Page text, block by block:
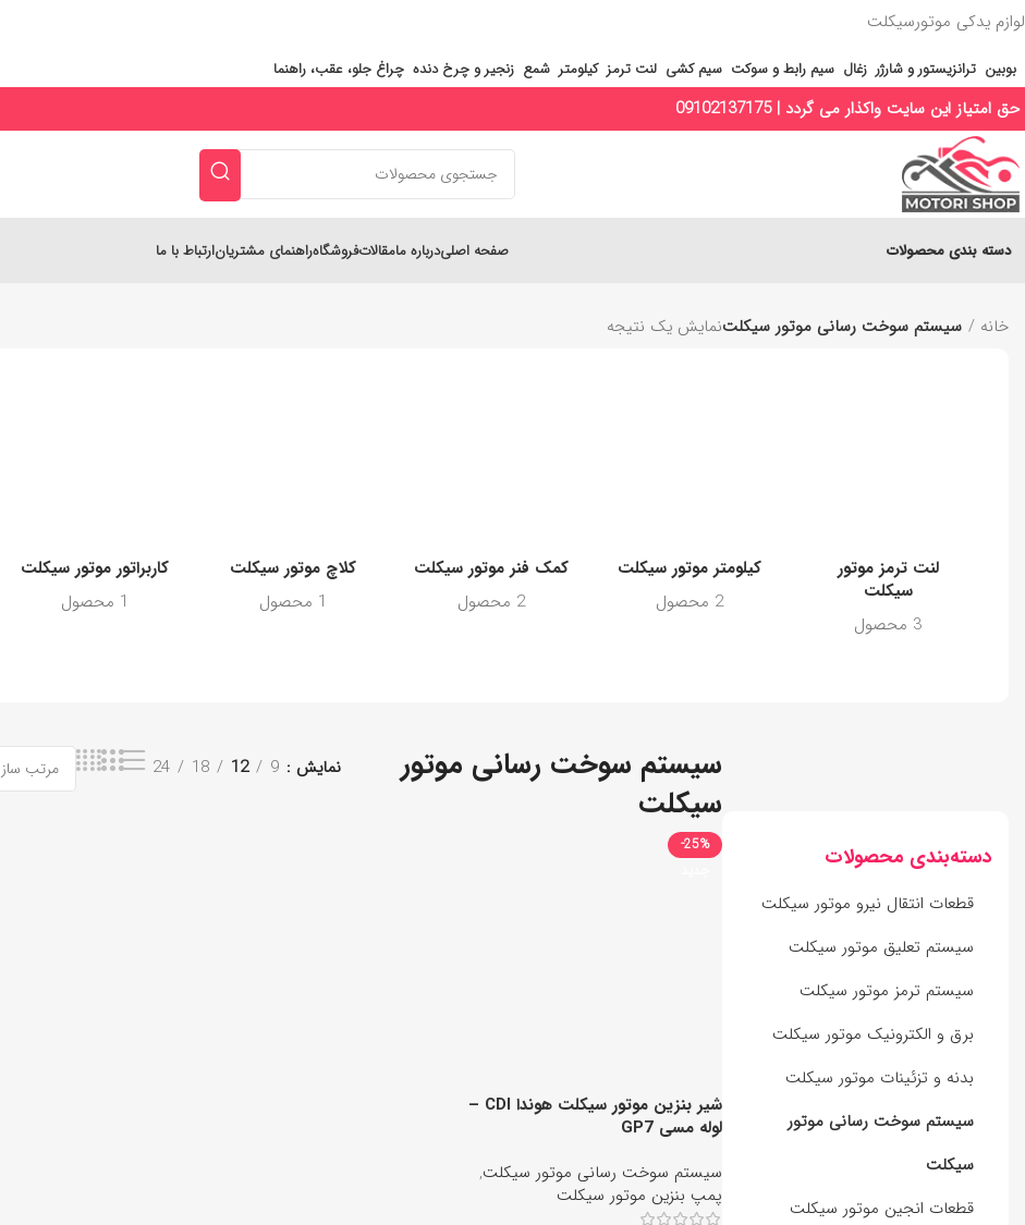
لوازم یدکی موتورسیکلت
بوبین ترانزیستور و شارژر زغال سیم رابط و سوکت سیم کشی لنت ترمز کیلومتر شمع زنجیر و چرخ‌ دنده چراغ جلو، عقب، راهنما
حق امتیاز این سایت واکذار می گردد | 09102137175
دسته بندی محصولات صفحه اصلیدرباره مامقالاتفروشگاهراهنمای مشتریانارتباط با ما
خانه سیستم سوخت رسانی موتور سیکلتنمایش یک نتیجه
لنت ترمز موتور
سیکلت
3 محصول
کیلومتر موتور سیکلت
2 محصول
کمک فنر موتور سیکلت
2 محصول
کلاچ موتور سیکلت
1 محصول
کاربراتور موتور سیکلت
1 محصول
دسته‌بندی محصولات
قطعات انتقال نیرو موتور سیکلت
سیستم تعلیق موتور سیکلت
سیستم ترمز موتور سیکلت
برق و الکترونیک موتور سیکلت
بدنه و تزئینات موتور سیکلت
سیستم سوخت رسانی موتور
سیکلت
قطعات انجین موتور سیکلت
سیستم سوخت رسانی موتور
سیکلت
نمایش 9
12
18
24
-25%
شیر بنزین موتور سیکلت هوندا CDI –
لوله مسی GP7
سیستم سوخت رسانی موتور سیکلت,
پمپ بنزین موتور سیکلت